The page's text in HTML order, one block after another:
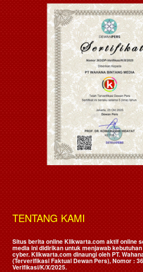
TENTANG KAMI
Situs berita online Klikwarta.com aktif online
media ini didirikan untuk menjawab
cyber. Klikwarta.com dinaungi oleh PT.
(Terverifikasi Faktual Dewan Pers), Nomor :
Verifikasi/K/X/2025.